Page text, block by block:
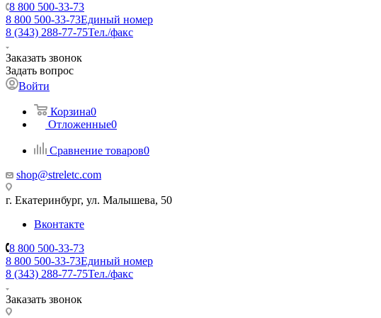
8 800 500-33-73
8 800 500-33-73Единый номер
8 (343) 288-77-75Тел./факс
Заказать звонок
Задать вопрос
Войти
Корзина0
Отложенные0
Сравнение товаров0
shop@streletc.com
г. Екатеринбург, ул. Малышева, 50
Вконтакте
8 800 500-33-73
8 800 500-33-73Единый номер
8 (343) 288-77-75Тел./факс
Заказать звонок